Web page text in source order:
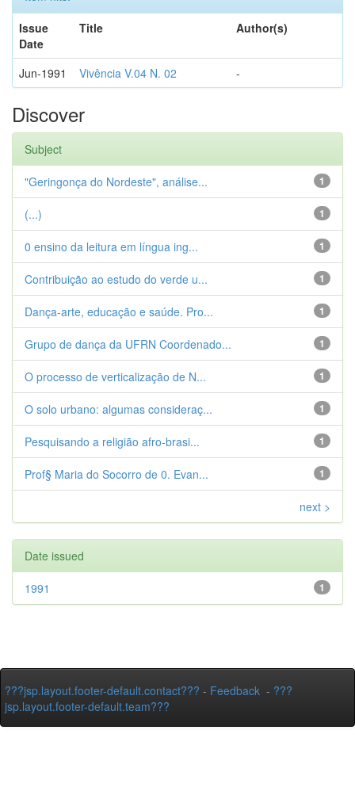
Issue
Date
Title Author(s)
Jun-1991 Vivência V.04 N. 02 -
Discover
Subject
1
"Geringonça do Nordeste", análise...
1
(...)
1
0 ensino da leitura em língua ing...
1
Contribuição ao estudo do verde u...
1
Dança-arte, educação e saúde. Pro...
1
Grupo de dança da UFRN Coordenado...
1
O processo de verticalização de N...
1
O solo urbano: algumas consideraç...
1
Pesquisando a religião afro-brasi...
1
Prof§ Maria do Socorro de 0. Evan...
next >
Date issued
1
1991
???jsp.layout.footer-default.contact??? - Feedback - ???
jsp.layout.footer-default.team???